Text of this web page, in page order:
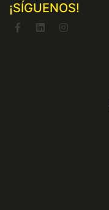
¡SÍGUENOS!